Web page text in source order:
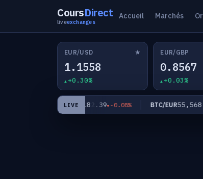
CoursDirect
liveexchanges
Accueil Marchés Or
EUR/USD ★
1.1558
+0.30%
EUR/GBP
0.8567
+0.03%
LIVE
EUR/JPY182.39 -0.08% BTC/EUR55,568.40